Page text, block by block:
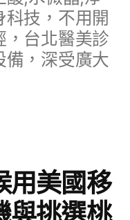
技，不用開
，台北醫美診
備，深受廣大
用美國移
與挑選桃